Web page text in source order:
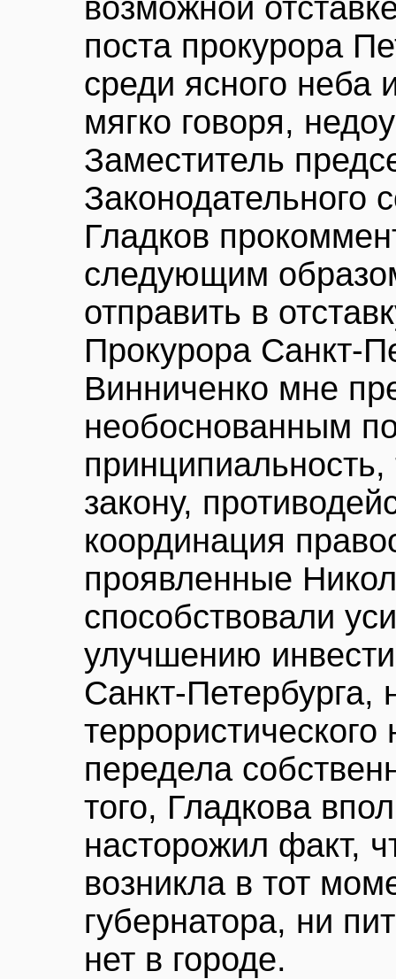
возможной
поста прокурора
среди ясного неба
мягко говоря,
Заместитель
Законодательного
Гладков
следующим
отправить в
Прокурора Санкт-
Винниченко мне
необоснованным
закону,
координация
проявленные
способствовали
улучшению
Санкт-Петербурга,
передела
того, Гладкова
насторожил факт,
возникла в тот
губернатора, ни
нет в городе.